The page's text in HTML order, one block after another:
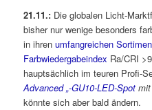
21.11.: Die globalen Licht-
bisher nur wenige besonders
in ihrenumfangreichen
Farbwiedergabeindex Ra/CRI
hauptsächlich im teuren Profi-
Advanced „-GU10-LED-Spot
könnte sich aber bald ändern.